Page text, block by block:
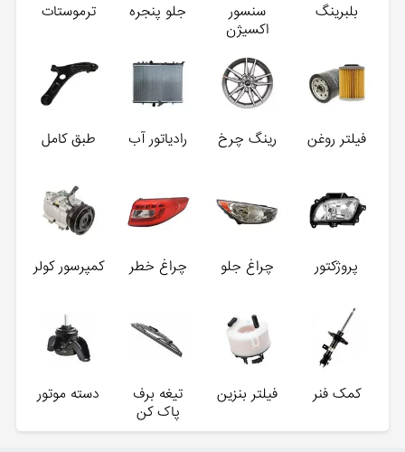
بلبرینگ
سنسور
اکسیژن
جلو پنجره ترموستات
فیلتر روغن رینگ چرخ رادیاتور آب طبق کامل
پروژکتور چراغ جلو چراغ خطر کمپرسور کولر
کمک فنر فیلتر بنزین
تیغه برف
پاک کن
دسته موتور